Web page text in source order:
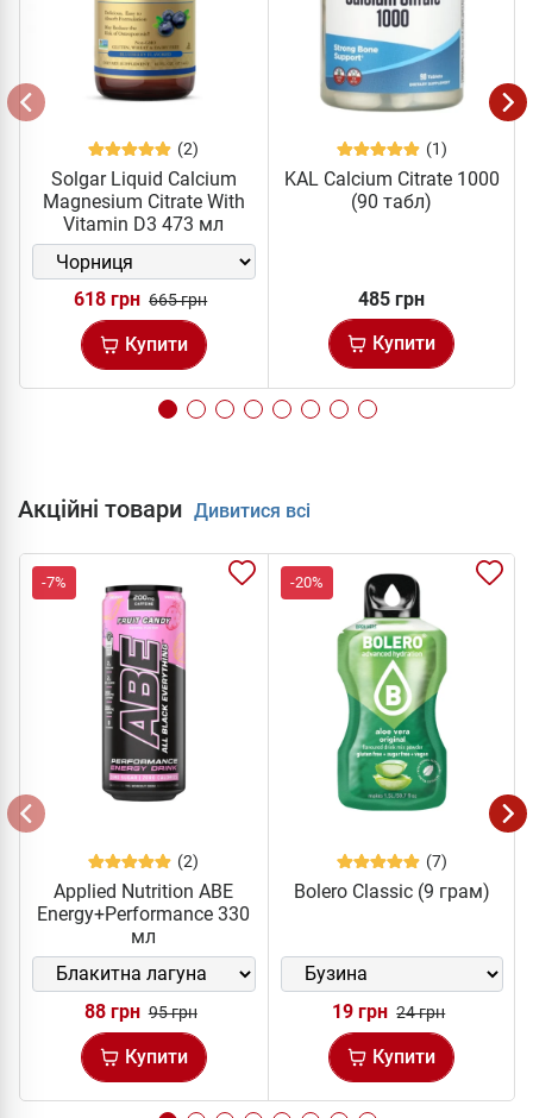
(2)
Solgar Liquid Calcium
Magnesium Citrate With
Vitamin D3 473 мл
618 грн 665 грн
Купити
(1)
KAL Calcium Citrate 1000
(90 табл)
485 грн
Купити
Акційні товари Дивитися всі
-7%
(2)
Applied Nutrition ABE
Energy+Performance 330
мл
88 грн 95 грн
Купити
-20%
(7)
Bolero Classic (9 грам)
19 грн 24 грн
Купити